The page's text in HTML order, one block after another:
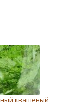
квашeный